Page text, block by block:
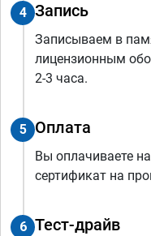
4 Запись
Записываем в
лицензионным
2-3 часа.
5 Оплата
Вы оплачиваете
сертификат на
6 Тест-драйв